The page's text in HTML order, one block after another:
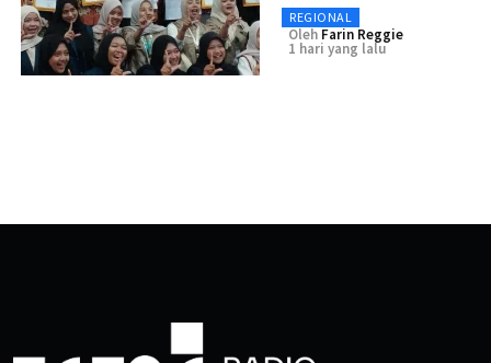
REGIONAL
Oleh Farin Reggie
1 hari yang lalu